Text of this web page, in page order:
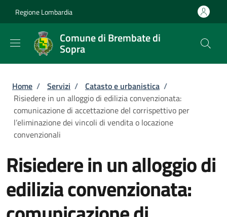
Regione Lombardia
Comune di Brembate di
Sopra
Briciole di pane
Home / Servizi / Catasto e urbanistica /
Risiedere in un alloggio di edilizia convenzionata:
comunicazione di accettazione del corrispettivo per
l’eliminazione dei vincoli di vendita o locazione
convenzionali
Risiedere in un alloggio di
edilizia convenzionata: